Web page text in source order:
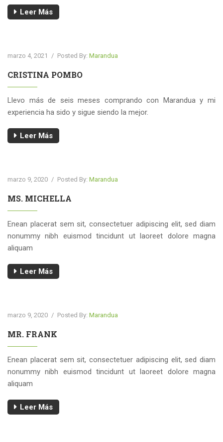
Leer Más
marzo 4, 2021 / Posted By: Marandua
CRISTINA POMBO
Llevo más de seis meses comprando con Marandua y mi
experiencia ha sido y sigue siendo la mejor.
Leer Más
marzo 9, 2020 / Posted By: Marandua
MS. MICHELLA
Enean placerat sem sit, consectetuer adipiscing elit, sed diam
nonummy nibh euismod tincidunt ut laoreet dolore magna
aliquam
Leer Más
marzo 9, 2020 / Posted By: Marandua
MR. FRANK
Enean placerat sem sit, consectetuer adipiscing elit, sed diam
nonummy nibh euismod tincidunt ut laoreet dolore magna
aliquam
Leer Más